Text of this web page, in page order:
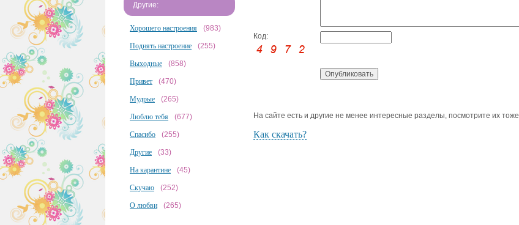
Другие:
Хорошего настроения (983)
Поднять настроение (255)
Выходные (858)
Привет (470)
Мудрые (265)
Люблю тебя (677)
Спасибо (255)
Другие (33)
На карантине (45)
Скучаю (252)
О любви (265)
Код:
На сайте есть и другие не менее интересные разделы, посмотрите их тоже.
Как скачать?